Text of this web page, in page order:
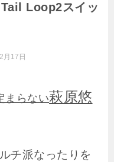
Loop2スイッ
月17日
まらない萩原悠
チ派なったりを